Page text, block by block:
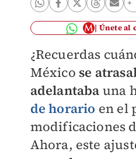
Únete al
¿Recuerdas
México se
adelantaba una
de horario en el
modificaciones
Ahora, este